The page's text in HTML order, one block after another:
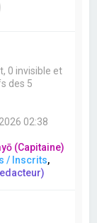
0 invisible et
des 5
02:38
(Capitaine)
/ Inscrits,